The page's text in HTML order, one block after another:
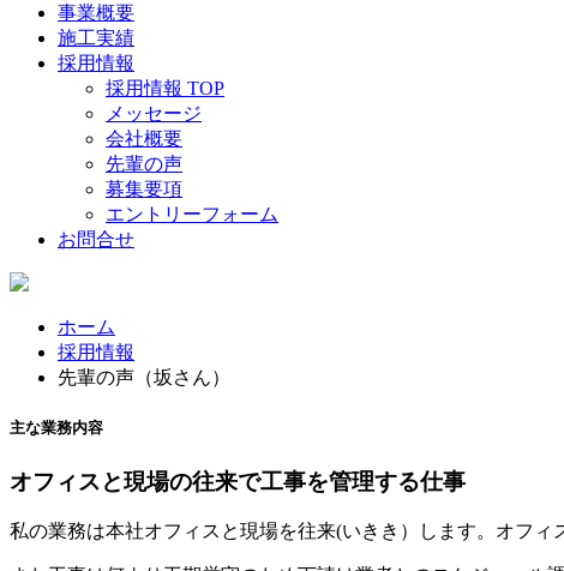
事業概要
施工実績
採用情報
採用情報 TOP
メッセージ
会社概要
先輩の声
募集要項
エントリーフォーム
お問合せ
ホーム
採用情報
先輩の声（坂さん）
主な業務内容
オフィスと現場の往来で工事を管理する仕事
私の業務は本社オフィスと現場を往来(いきき）します。オフ